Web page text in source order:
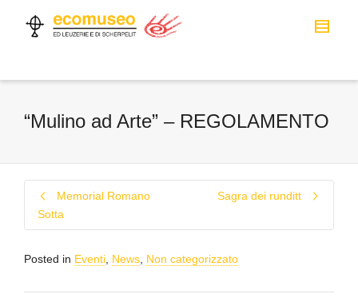
“Mulino ad Arte” – REGOLAMENTO
Memorial Romano
Sotta
Sagra dei runditt
Posted in Eventi News Non categorizzato